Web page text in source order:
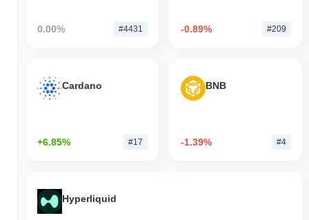
0.00% #4431 -0.89% #209
Cardano
+6.85% #17
BNB
-1.39% #4
Hyperliquid